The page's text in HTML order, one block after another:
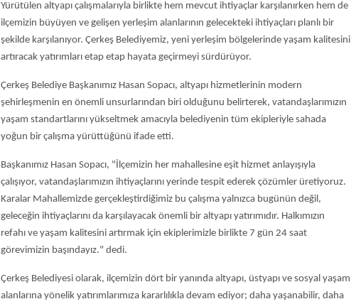
Yürütülen altyapı çalışmalarıyla birlikte hem mevcut ihtiyaçlar karşılanırken hem de
ilçemizin büyüyen ve gelişen yerleşim alanlarının gelecekteki ihtiyaçları planlı bir
şekilde karşılanıyor. Çerkeş Belediyemiz, yeni yerleşim bölgelerinde yaşam kalitesini
artıracak yatırımları etap etap hayata geçirmeyi sürdürüyor.
Çerkeş Belediye Başkanımız Hasan Sopacı, altyapı hizmetlerinin modern
şehirleşmenin en önemli unsurlarından biri olduğunu belirterek, vatandaşlarımızın
yaşam standartlarını yükseltmek amacıyla belediyenin tüm ekipleriyle sahada
yoğun bir çalışma yürüttüğünü ifade etti.
Başkanımız Hasan Sopacı, "İlçemizin her mahallesine eşit hizmet anlayışıyla
çalışıyor, vatandaşlarımızın ihtiyaçlarını yerinde tespit ederek çözümler üretiyoruz.
Karalar Mahallemizde gerçekleştirdiğimiz bu çalışma yalnızca bugünün değil,
geleceğin ihtiyaçlarını da karşılayacak önemli bir altyapı yatırımıdır. Halkımızın
refahı ve yaşam kalitesini artırmak için ekiplerimizle birlikte 7 gün 24 saat
görevimizin başındayız." dedi.
Çerkeş Belediyesi olarak, ilçemizin dört bir yanında altyapı, üstyapı ve sosyal yaşam
alanlarına yönelik yatırımlarımıza kararlılıkla devam ediyor; daha yaşanabilir, daha